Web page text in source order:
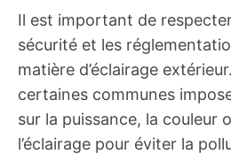
Il est important de
sécurité et les
matière d’éclairage
certaines communes
sur la puissance, la couleur
l’éclairage pour éviter la